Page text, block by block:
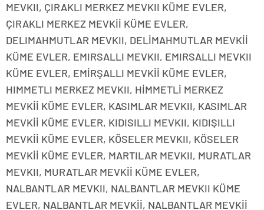
MEVKII, ÇIRAKLI MERKEZ MEVKII KÜME EVLER,
ÇIRAKLI MERKEZ MEVKİİ KÜME EVLER,
DELIMAHMUTLAR MEVKII, DELİMAHMUTLAR MEVKİİ
KÜME EVLER, EMIRSALLI MEVKII, EMIRSALLI MEVKII
KÜME EVLER, EMİRŞALLI MEVKİİ KÜME EVLER,
HIMMETLI MERKEZ MEVKII, HİMMETLİ MERKEZ
MEVKİİ KÜME EVLER, KASIMLAR MEVKII, KASIMLAR
MEVKİİ KÜME EVLER, KIDISILLI MEVKII, KIDIŞILLI
MEVKİİ KÜME EVLER, KÖSELER MEVKII, KÖSELER
MEVKİİ KÜME EVLER, MARTILAR MEVKII, MURATLAR
MEVKII, MURATLAR MEVKİİ KÜME EVLER,
NALBANTLAR MEVKII, NALBANTLAR MEVKII KÜME
EVLER, NALBANTLAR MEVKİİ, NALBANTLAR MEVKİİ